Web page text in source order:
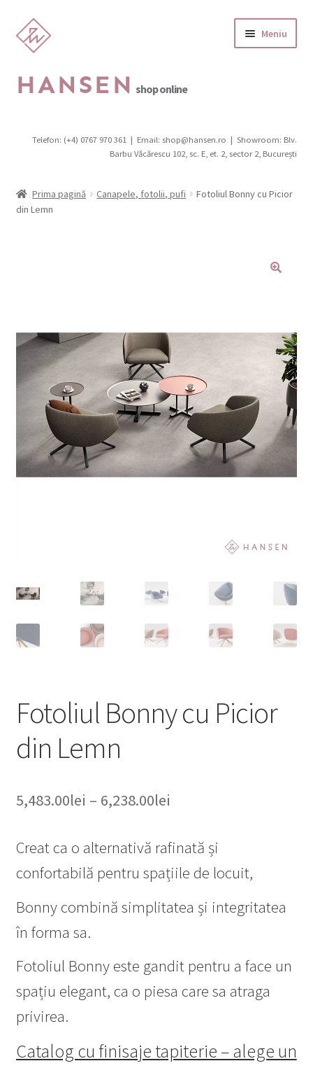
Sari
la
Sari
la
HANSEN shop online
Meniu
Extinde
copil
Scaune
Extinde
Extinde
copil
Organoid (tapet & auto-colant)
Extinde
meniul
copil
Home office
Despre noi
Telefon: (+4) 0767 970 361 | Email: shop@hansen.ro |Showroom: Blv.
Barbu Văcărescu 102, sc. E, et. 2, sector 2, București
Prima pagină Canapele, fotolii, pufi
Fotoliul Bonny cu Picior
din Lemn
Fotoliul Bonny cu Picior
din Lemn
5,483.00lei – 6,238.00lei
prețuri:
5,483.00lei
până
Creat ca o alternativă rafinată și
confortabilă pentru spațiile de locuit,
Bonny combină simplitatea și integritatea
în forma sa.
Fotoliul Bonny este gandit pentru a face un
spațiu elegant, ca o piesa care sa atraga
privirea.
Catalog cu finisaje tapiterie – alege un